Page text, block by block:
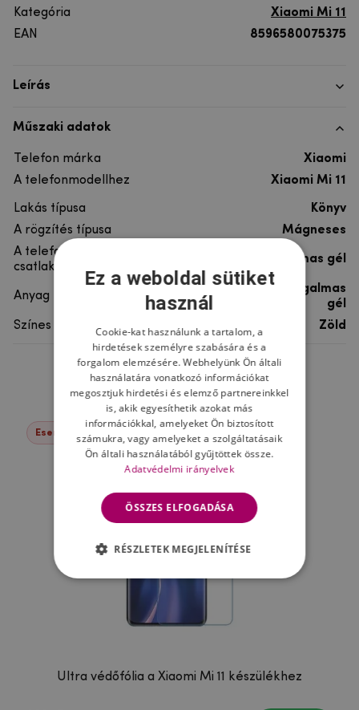
Kategória
Xiaomi Mi 11
EAN
8596580075375
Leírás
Műszaki adatok
Telefon márka
Xiaomi
A telefonmodellhez
Xiaomi Mi 11
Lakás típusa
Könyv
A rögzítés típusa
Mágneses
A telefon
csatlakoztatása
rugalmas gél
Anyag
szintetikus bőr, rugalmas
gél
Színes
Zöld
Ne felejtsd el
Események -22%
Ultra védőfólia a Xiaomi Mi 11 készülékhez
Ez a weboldal sütiket
használ
Cookie-kat használunk a tartalom, a
hirdetések személyre szabására és a
forgalom elemzésére. Webhelyünk Ön általi
használatára vonatkozó információkat
megosztjuk hirdetési és elemző partnereinkkel
is, akik egyesíthetik azokat más
információkkal, amelyeket Ön biztosított
számukra, vagy amelyeket a szolgáltatásaik
Ön általi használatából gyűjtöttek össze.
Adatvédelmi irányelvek
ÖSSZES ELFOGADÁSA
RÉSZLETEK MEGJELENÍTÉSE